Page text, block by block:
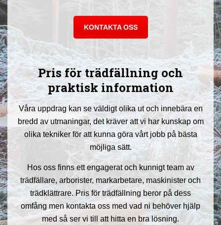
KONTAKTA OSS
Pris för trädfällning och
praktisk information
Våra uppdrag kan se väldigt olika ut och innebära en
bredd av utmaningar, det kräver att vi har kunskap om
olika tekniker för att kunna göra vårt jobb på bästa
möjliga sätt.
Hos oss finns ett engagerat och kunnigt team av
trädfällare, arborister, markarbetare, maskinister och
trädklättrare. Pris för trädfällning beror på dess
omfång men kontakta oss med vad ni behöver hjälp
med så ser vi till att hitta en bra lösning.